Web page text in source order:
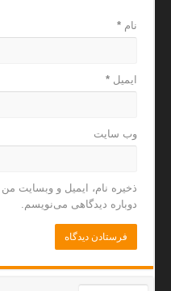
نام*
ایمیل*
وب‌ سایت
ذخیره نام، ایمیل و وبسایت
دوباره دیدگاهی می‌نویسم.